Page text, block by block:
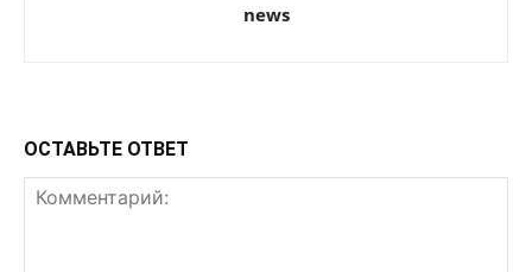
news
ОСТАВЬТЕ ОТВЕТ